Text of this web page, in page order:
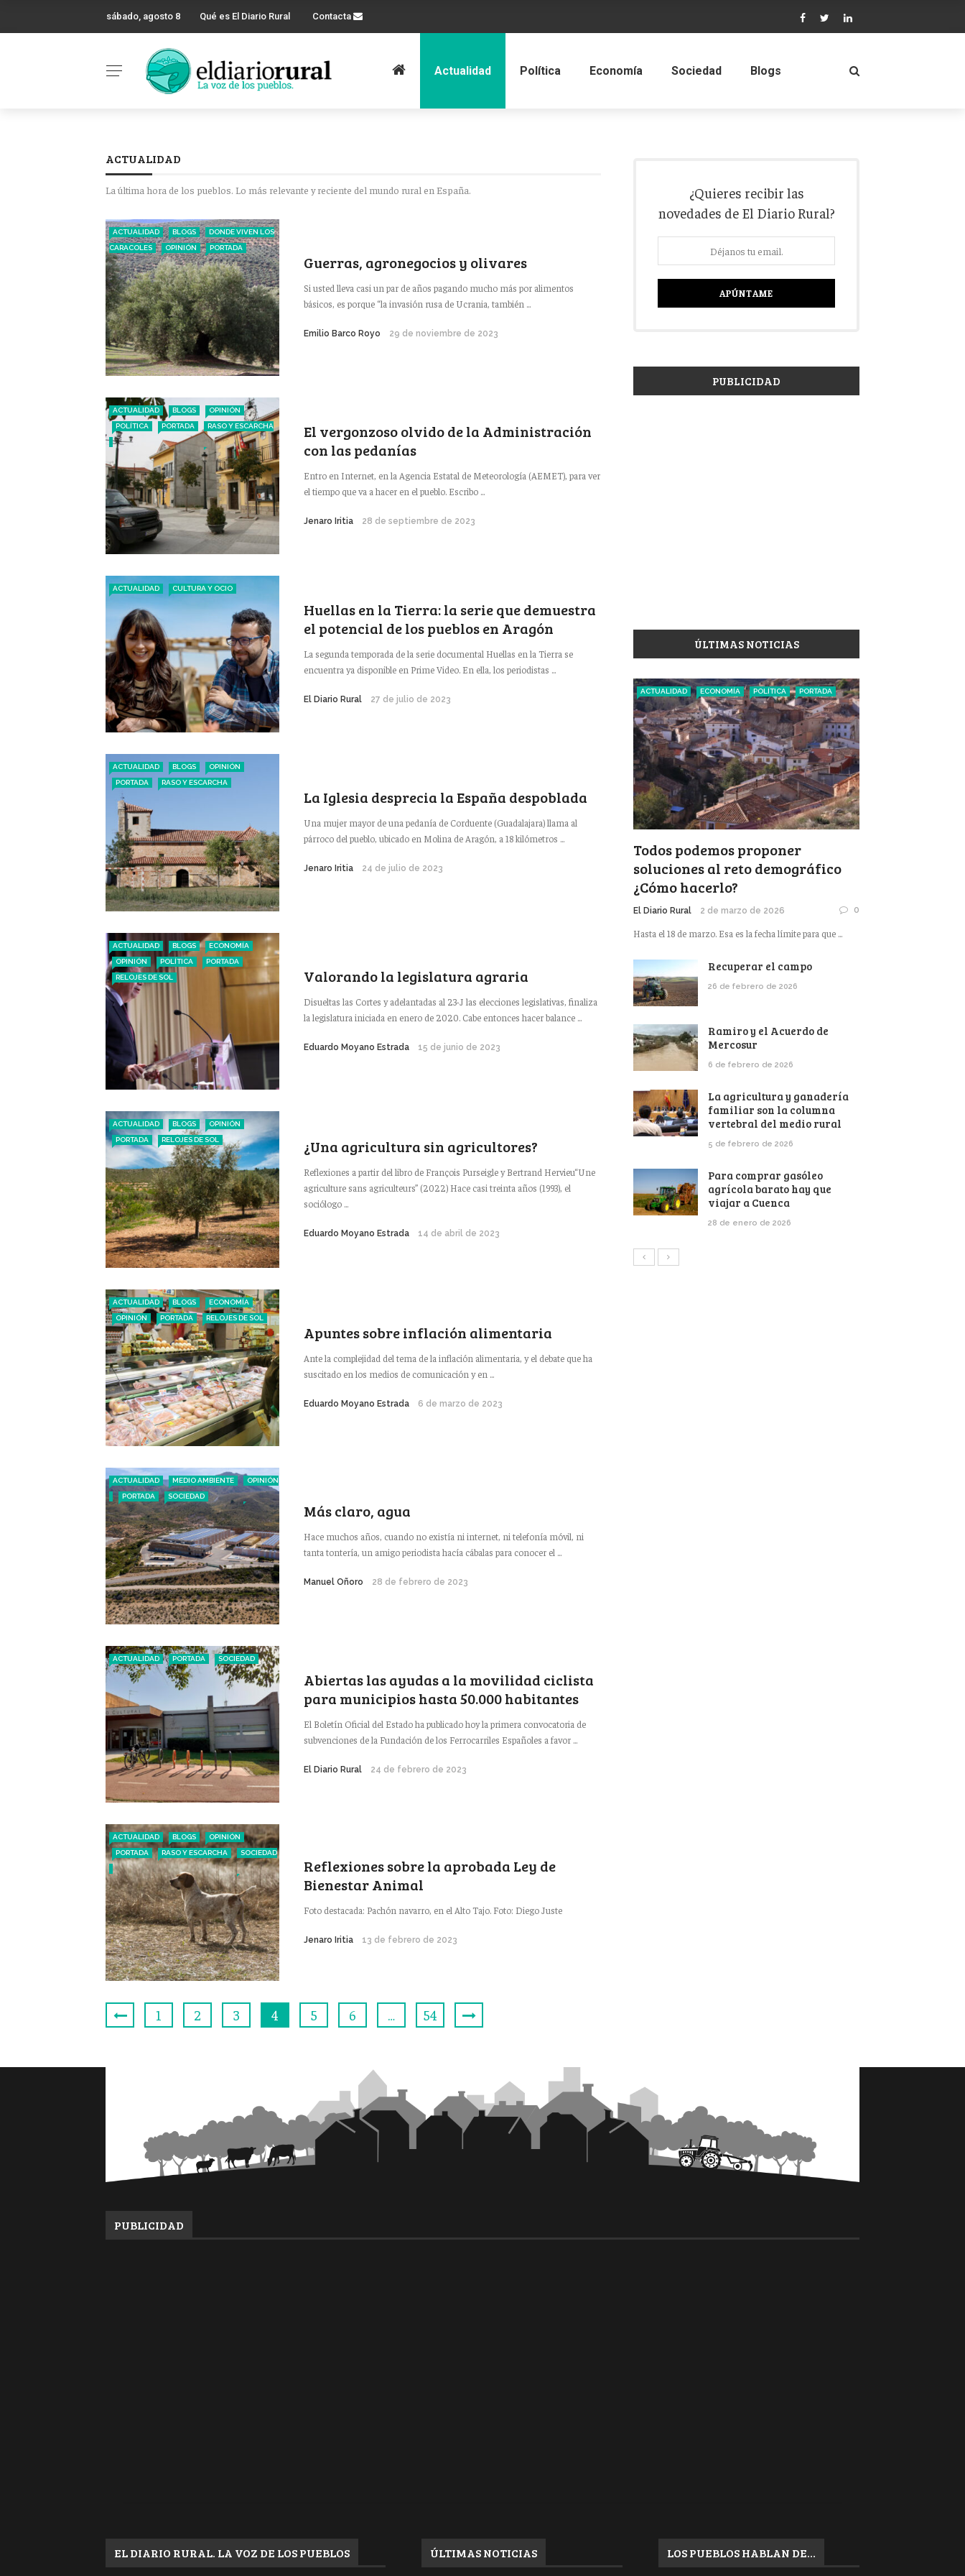
sábado, agosto 8 Qué es El Diario Rural Contacta
Actualidad Política Economía Sociedad Blogs
ACTUALIDAD
La última hora de los pueblos. Lo más relevante y reciente del mundo rural en España.
ACTUALIDAD BLOGS
DONDE VIVEN LOS
CARACOLES
OPINIÓN PORTADA
Guerras, agronegocios y olivares
Si usted lleva casi un par de años pagando mucho más por alimentos
básicos, es porque “la invasión rusa de Ucrania, también ...
Emilio Barco Royo 29 de noviembre de 2023
ACTUALIDAD BLOGS
OPINIÓN
POLÍTICA
PORTADA RASO Y ESCARCHA
El vergonzoso olvido de la Administración
con las pedanías
Entro en Internet, en la Agencia Estatal de Meteorología (AEMET), para ver
el tiempo que va a hacer en el pueblo. Escribo ...
Jenaro Iritia 28 de septiembre de 2023
ACTUALIDAD CULTURA Y OCIO
Huellas en la Tierra: la serie que demuestra
el potencial de los pueblos en Aragón
La segunda temporada de la serie documental Huellas en la Tierra se
encuentra ya disponible en Prime Video. En ella, los periodistas ...
El Diario Rural 27 de julio de 2023
ACTUALIDAD BLOGS
OPINIÓN
PORTADA
RASO Y ESCARCHA
La Iglesia desprecia la España despoblada
Una mujer mayor de una pedanía de Corduente (Guadalajara) llama al
párroco del pueblo, ubicado en Molina de Aragón, a 18 kilómetros ...
Jenaro Iritia 24 de julio de 2023
ACTUALIDAD BLOGS
ECONOMÍA
OPINIÓN
POLÍTICA
PORTADA
RELOJES DE SOL
Valorando la legislatura agraria
Disueltas las Cortes y adelantadas al 23-J las elecciones legislativas, finaliza
la legislatura iniciada en enero de 2020. Cabe entonces hacer balance ...
Eduardo Moyano Estrada 15 de junio de 2023
ACTUALIDAD BLOGS
OPINIÓN
PORTADA
RELOJES DE SOL ¿Una agricultura sin agricultores?
Reflexiones a partir del libro de François Purseigle y Bertrand Hervieu“Une
agriculture sans agriculteurs” (2022) Hace casi treinta años (1993), el
sociólogo ...
Eduardo Moyano Estrada 14 de abril de 2023
ACTUALIDAD BLOGS
ECONOMÍA
OPINIÓN
PORTADA RELOJES DE SOL
Apuntes sobre inflación alimentaria
Ante la complejidad del tema de la inflación alimentaria, y el debate que ha
suscitado en los medios de comunicación y en ...
Eduardo Moyano Estrada 6 de marzo de 2023
ACTUALIDAD MEDIO AMBIENTE
OPINIÓN
PORTADA
SOCIEDAD
Más claro, agua
Hace muchos años, cuando no existía ni internet, ni telefonía móvil, ni
tanta tontería, un amigo periodista hacía cábalas para conocer el ...
Manuel Oñoro 28 de febrero de 2023
ACTUALIDAD PORTADA SOCIEDAD
Abiertas las ayudas a la movilidad ciclista
para municipios hasta 50.000 habitantes
El Boletín Oficial del Estado ha publicado hoy la primera convocatoria de
subvenciones de la Fundación de los Ferrocarriles Españoles a favor ...
El Diario Rural 24 de febrero de 2023
ACTUALIDAD BLOGS
OPINIÓN
PORTADA
RASO Y ESCARCHA SOCIEDAD
Reflexiones sobre la aprobada Ley de
Bienestar Animal
Foto destacada: Pachón navarro, en el Alto Tajo. Foto: Diego Juste
Jenaro Iritia 13 de febrero de 2023
1 2 3 4 5 6 … 54
¿Quieres recibir las
novedades de El Diario Rural?
PUBLICIDAD
ÚLTIMAS NOTICIAS
ACTUALIDAD ECONOMÍA POLÍTICA PORTADA
Todos podemos proponer
soluciones al reto demográfico
¿Cómo hacerlo?
El Diario Rural 2 de marzo de 2026 0
Hasta el 18 de marzo. Esa es la fecha límite para que ...
Recuperar el campo
26 de febrero de 2026
Ramiro y el Acuerdo de
Mercosur
6 de febrero de 2026
La agricultura y ganadería
familiar son la columna
vertebral del medio rural
5 de febrero de 2026
Para comprar gasóleo
agrícola barato hay que
viajar a Cuenca
28 de enero de 2026
PUBLICIDAD
EL DIARIO RURAL. LA VOZ DE LOS PUEBLOS ÚLTIMAS NOTICIAS LOS PUEBLOS HABLAN DE…